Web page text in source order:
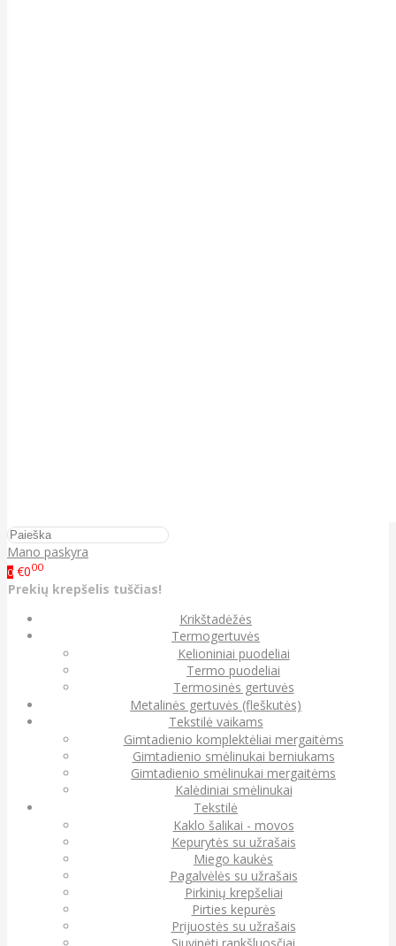
Mano paskyra
0 €000
Prekių krepšelis tuščias!
Krikštadėžės
Termogertuvės
Kelioniniai puodeliai
Termo puodeliai
Termosinės gertuvės
Metalinės gertuvės (fleškutės)
Tekstilė vaikams
Gimtadienio komplektėliai mergaitėms
Gimtadienio smėlinukai berniukams
Gimtadienio smėlinukai mergaitėms
Kalėdiniai smėlinukai
Tekstilė
Kaklo šalikai - movos
Kepurytės su užrašais
Miego kaukės
Pagalvėlės su užrašais
Pirkinių krepšeliai
Pirties kepurės
Prijuostės su užrašais
Siuvinėti rankšluosčiai